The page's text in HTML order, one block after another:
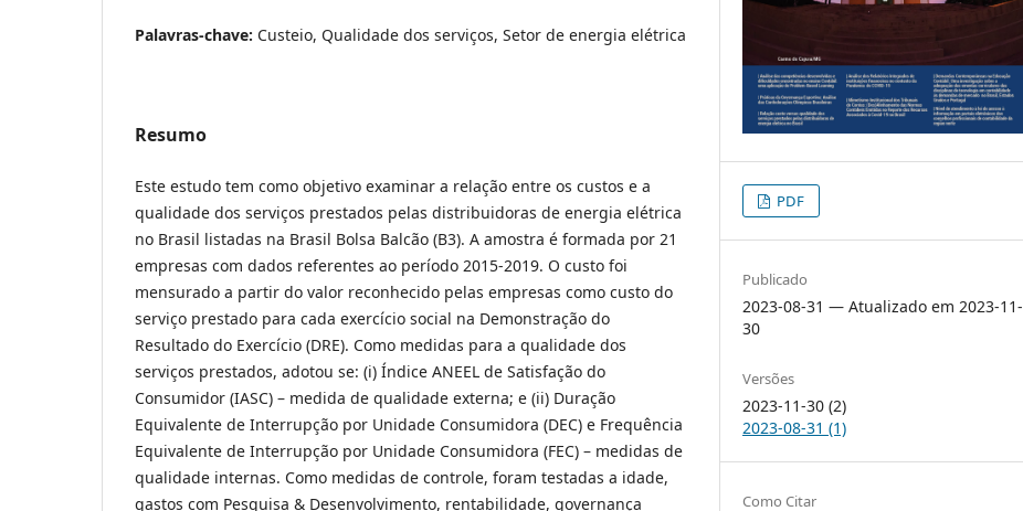
Palavras-chave: Custeio, Qualidade dos serviços, Setor de energia elétrica
Resumo
Este estudo tem como objetivo examinar a relação entre os custos e a
qualidade dos serviços prestados pelas distribuidoras de energia elétrica
no Brasil listadas na Brasil Bolsa Balcão (B3). A amostra é formada por 21
empresas com dados referentes ao período 2015-2019. O custo foi
mensurado a partir do valor reconhecido pelas empresas como custo do
serviço prestado para cada exercício social na Demonstração do
Resultado do Exercício (DRE). Como medidas para a qualidade dos
serviços prestados, adotou se: (i) Índice ANEEL de Satisfação do
Consumidor (IASC) – medida de qualidade externa; e (ii) Duração
Equivalente de Interrupção por Unidade Consumidora (DEC) e Frequência
Equivalente de Interrupção por Unidade Consumidora (FEC) – medidas de
qualidade internas. Como medidas de controle, foram testadas a idade,
gastos com Pesquisa & Desenvolvimento, rentabilidade, governança
PDF
Publicado
2023-08-31 — Atualizado em 2023-11-
30
Versões
2023-11-30 (2)
2023-08-31 (1)
Como Citar